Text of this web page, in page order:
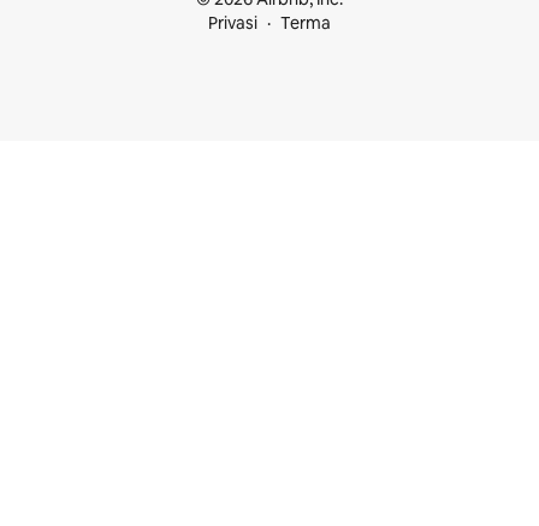
Privasi
Terma